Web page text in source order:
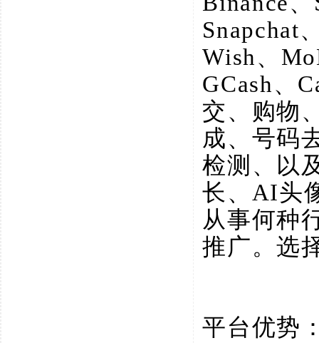
Snapchat
Wish、
GCash、
交、购物
成、号码
检测、以
长、AI头
从事何种
推广。选
平台优势